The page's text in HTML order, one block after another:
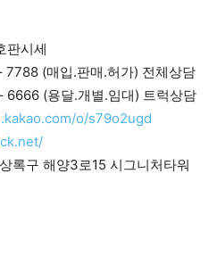
판시세
(매입.판매.허가) 전체상담
(용달.개별.임대) 트럭상담
o/s79o2ugd
록구 해양3로15 시그니처타워